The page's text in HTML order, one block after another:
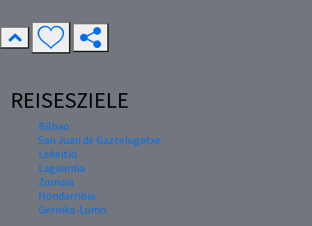
REISESZIELE
Bilbao
San Juan de Gaztelugatxe
Lekeitio
Laguardia
Zumaia
Hondarribia
Gernika-Lumo